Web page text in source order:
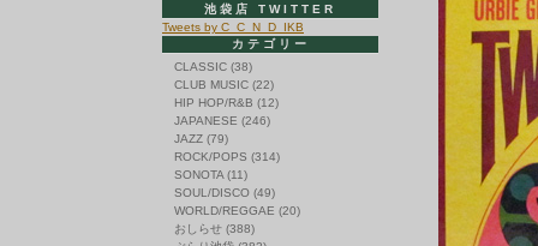
池袋店 TWITTER
Tweets by C_C_N_D_IKB
カテゴリー
CLASSIC (38)
CLUB MUSIC (22)
HIP HOP/R&B (12)
JAPANESE (246)
JAZZ (79)
ROCK/POPS (314)
SONOTA (11)
SOUL/DISCO (49)
WORLD/REGGAE (20)
おしらせ (388)